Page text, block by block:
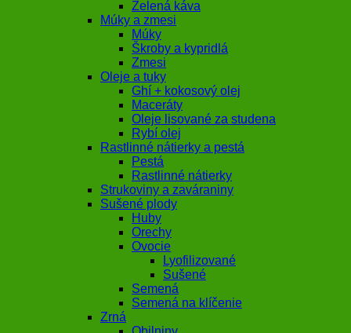
Zelená káva
Múky a zmesi
Múky
Škroby a kypridlá
Zmesi
Oleje a tuky
Ghí + kokosový olej
Maceráty
Oleje lisované za studena
Rybí olej
Rastlinné nátierky a pestá
Pestá
Rastlinné nátierky
Strukoviny a zaváraniny
Sušené plody
Huby
Orechy
Ovocie
Lyofilizované
Sušené
Semená
Semená na klíčenie
Zrná